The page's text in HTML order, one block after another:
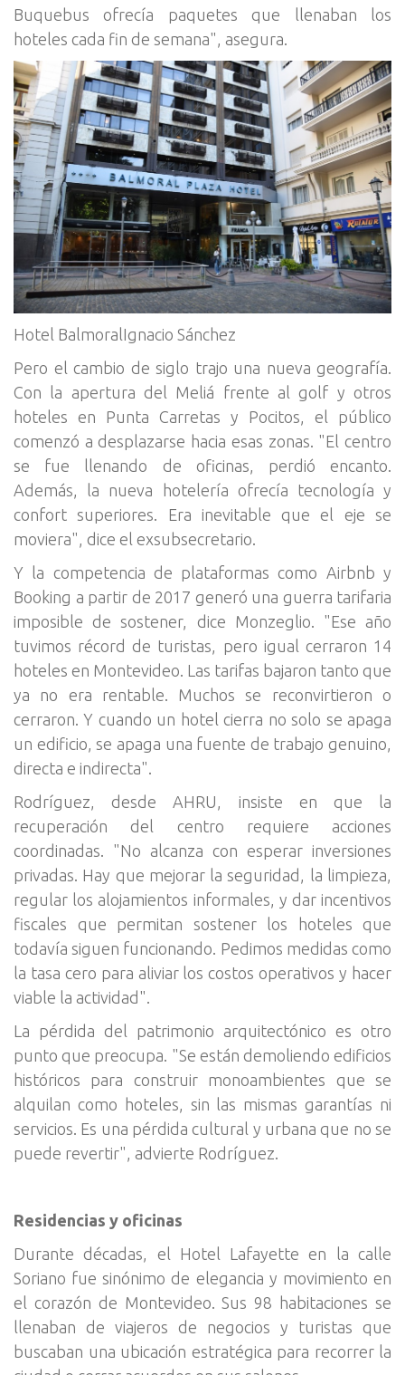
Buquebus ofrecía paquetes que llenaban los
hoteles cada fin de semana", asegura.
Hotel BalmoralIgnacio Sánchez
Pero el cambio de siglo trajo una nueva geografía.
Con la apertura del Meliá frente al golf y otros
hoteles en Punta Carretas y Pocitos, el público
comenzó a desplazarse hacia esas zonas. "El centro
se fue llenando de oficinas, perdió encanto.
Además, la nueva hotelería ofrecía tecnología y
confort superiores. Era inevitable que el eje se
moviera", dice el exsubsecretario.
Y la competencia de plataformas como Airbnb y
Booking a partir de 2017 generó una guerra tarifaria
imposible de sostener, dice Monzeglio. "Ese año
tuvimos récord de turistas, pero igual cerraron 14
hoteles en Montevideo. Las tarifas bajaron tanto que
ya no era rentable. Muchos se reconvirtieron o
cerraron. Y cuando un hotel cierra no solo se apaga
un edificio, se apaga una fuente de trabajo genuino,
directa e indirecta".
Rodríguez, desde AHRU, insiste en que la
recuperación del centro requiere acciones
coordinadas. "No alcanza con esperar inversiones
privadas. Hay que mejorar la seguridad, la limpieza,
regular los alojamientos informales, y dar incentivos
fiscales que permitan sostener los hoteles que
todavía siguen funcionando. Pedimos medidas como
la tasa cero para aliviar los costos operativos y hacer
viable la actividad".
La pérdida del patrimonio arquitectónico es otro
punto que preocupa. "Se están demoliendo edificios
históricos para construir monoambientes que se
alquilan como hoteles, sin las mismas garantías ni
servicios. Es una pérdida cultural y urbana que no se
puede revertir", advierte Rodríguez.
Residencias y oficinas
Durante décadas, el Hotel Lafayette en la calle
Soriano fue sinónimo de elegancia y movimiento en
el corazón de Montevideo. Sus 98 habitaciones se
llenaban de viajeros de negocios y turistas que
buscaban una ubicación estratégica para recorrer la